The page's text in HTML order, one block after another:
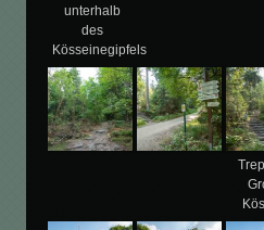
unterhalb
des
Kösseinegipfels